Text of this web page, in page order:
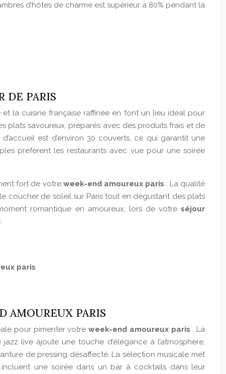
d’hôtes de charme est supérieur à 80% pendant la
DE PARIS
la cuisine française raffinée en font un lieu idéal pour
plats savoureux, préparés avec des produits frais et de
est d’environ 30 couverts, ce qui garantit une
préfèrent les restaurants avec vue pour une soirée
fort de votre week-end amoureux paris . La qualité
coucher de soleil sur Paris tout en dégustant des plats
romantique en amoureux, lors de votre séjour
paris
AMOUREUX PARIS
pour pimenter votreweek-end amoureux paris . La
live ajoute une touche d’élégance à l’atmosphère,
de pressing désaffecté. La sélection musicale met
une soirée dans un bar à cocktails dans leur